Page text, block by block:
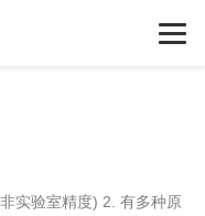
实验室精度) 2. 有多种原